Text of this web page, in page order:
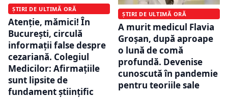
ȘTIRI DE ULTIMĂ ORĂ
Atenție, mămici! În
București, circulă
informații false despre
cezariană. Colegiul
Medicilor: Afirmaţiile
sunt lipsite de
fundament ştiinţific
ȘTIRI DE ULTIMĂ ORĂ
A murit medicul Flavia
Groșan, după aproape
o lună de comă
profundă. Devenise
cunoscută în pandemie
pentru teoriile sale